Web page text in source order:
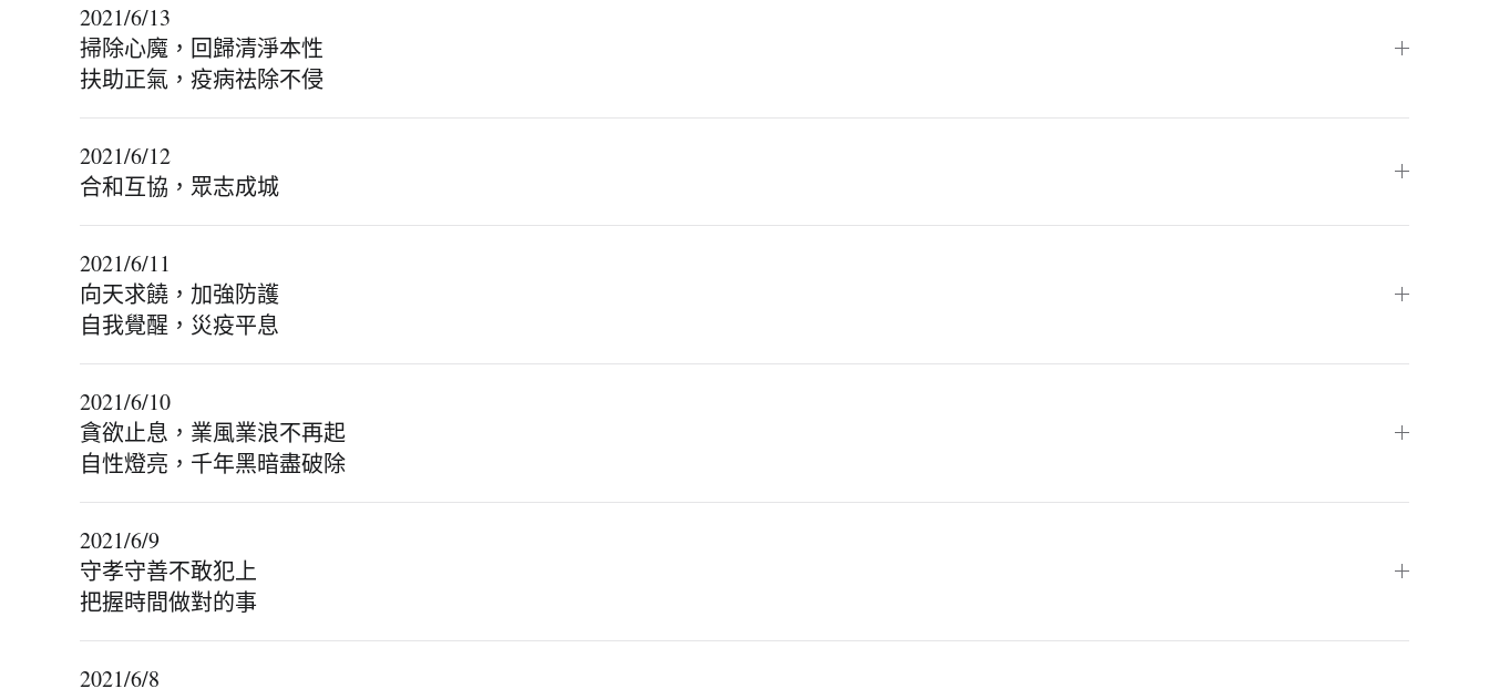
2021/6/13
掃除心魔，回歸清淨本性
扶助正氣，疫病祛除不侵
2021/6/12
合和互協，眾志成城
2021/6/11
向天求饒，加強防護
自我覺醒，災疫平息
2021/6/10
貪欲止息，業風業浪不再起
自性燈亮，千年黑暗盡破除
2021/6/9
守孝守善不敢犯上
把握時間做對的事
2021/6/8